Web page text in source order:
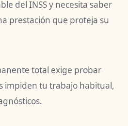
del INSS y necesita saber
prestación que proteja su
total exige probar
impiden tu trabajo habitual,